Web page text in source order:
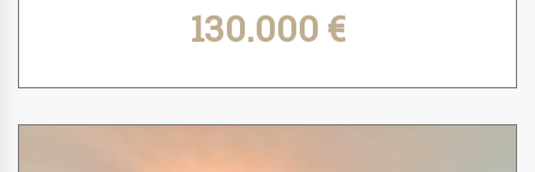
130.000 €